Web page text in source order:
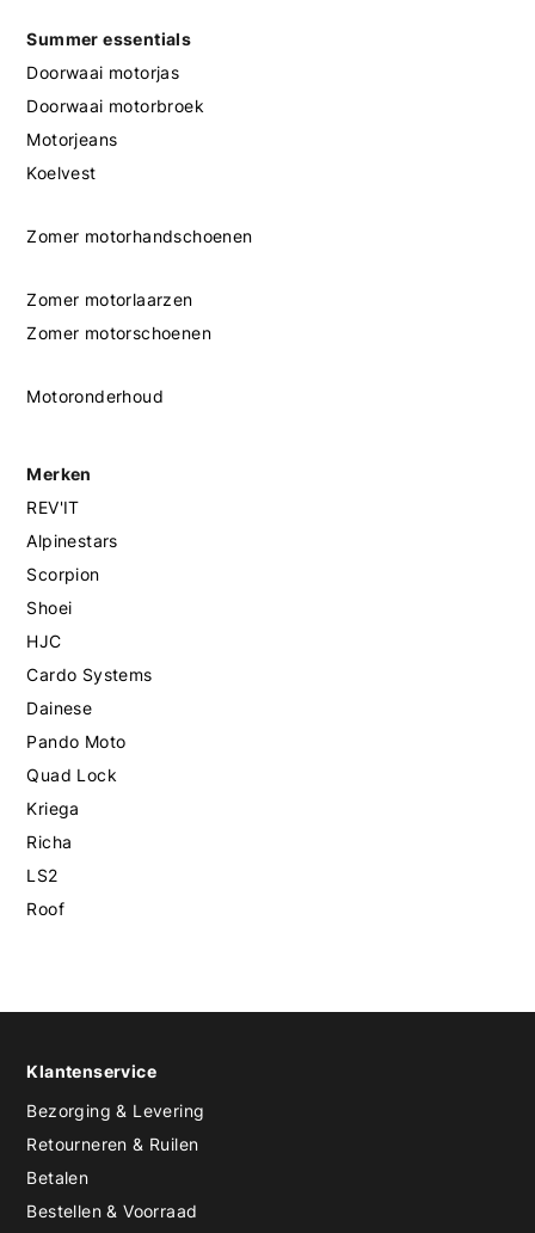
Summer essentials
Doorwaai motorjas
Doorwaai motorbroek
Motorjeans
Koelvest
Zomer motorhandschoenen
Zomer motorlaarzen
Zomer motorschoenen
Motoronderhoud
Merken
REV'IT
Alpinestars
Scorpion
Shoei
HJC
Cardo Systems
Dainese
Pando Moto
Quad Lock
Kriega
Richa
LS2
Roof
Klantenservice
Bezorging & Levering
Retourneren & Ruilen
Betalen
Bestellen & Voorraad